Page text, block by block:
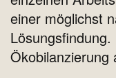
einer möglichst
Ökobilanzierung